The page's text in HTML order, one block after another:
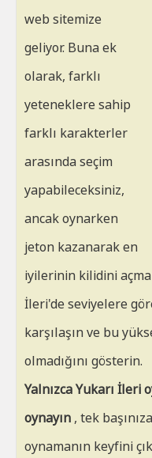
web sitemize
geliyor. Buna ek
olarak, farklı
yeteneklere sahip
farklı karakterler
arasında seçim
yapabileceksiniz,
ancak oynarken
jeton kazanarak en
iyilerinin kilidini
İleri'de seviyelere
karşılaşın ve bu
olmadığını gösterin.
Yalnızca Yukarı
oynayın , tek
oynamanın keyfini